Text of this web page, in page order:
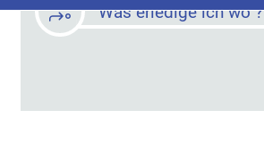
Was erledige ich wo ?